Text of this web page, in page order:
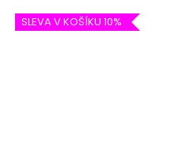
SLEVA V KOŠÍKU 10%